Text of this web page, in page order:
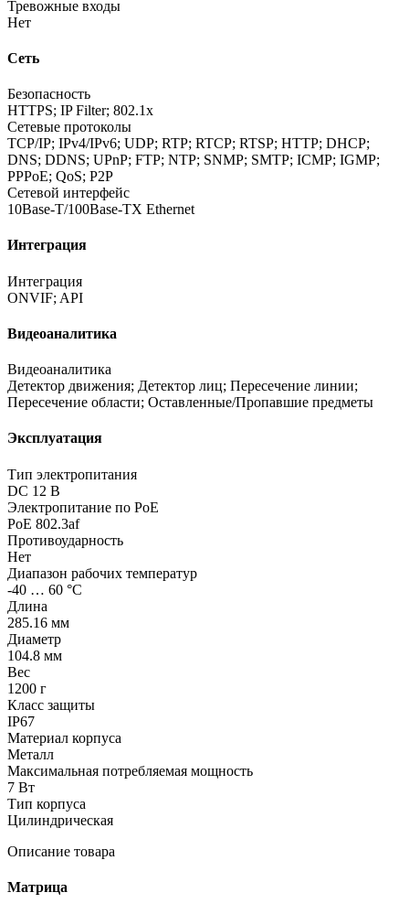
Тревожные входы
Нет
Сеть
Безопасность
HTTPS; IP Filter; 802.1x
Сетевые протоколы
TCP/IP; IPv4/IPv6; UDP; RTP; RTCP; RTSP; HTTP; DHCP;
DNS; DDNS; UPnP; FTP; NTP; SNMP; SMTP; ICMP; IGMP;
PPPoE; QoS; P2P
Сетевой интерфейс
10Base-T/100Base-TX Ethernet
Интеграция
Интеграция
ONVIF; API
Видеоаналитика
Видеоаналитика
Детектор движения; Детектор лиц; Пересечение линии;
Пересечение области; Оставленные/Пропавшие предметы
Эксплуатация
Тип электропитания
DC 12 В
Электропитание по PoE
PoE 802.3af
Противоударность
Нет
Диапазон рабочих температур
-40 … 60 °С
Длина
285.16 мм
Диаметр
104.8 мм
Вес
1200 г
Класс защиты
IP67
Материал корпуса
Металл
Максимальная потребляемая мощность
7 Вт
Тип корпуса
Цилиндрическая
Описание товара
Матрица